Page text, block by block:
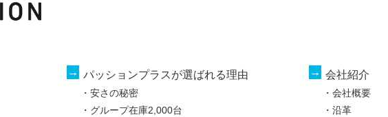
パッションプラスが選ばれる理由
安さの秘密
グループ在庫2,000台
会社紹介
会社概要
沿革